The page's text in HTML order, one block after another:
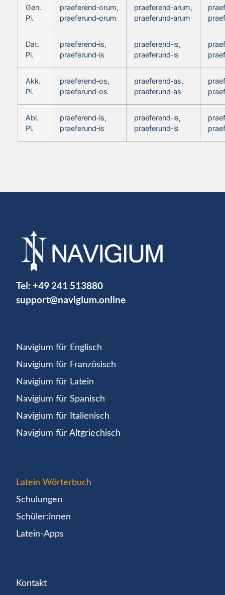
Gen.
Pl.
praeferend‑orum,
praeferund‑orum
praeferend‑arum,
praeferund‑arum
Dat.
Pl.
praeferend‑is,
praeferund‑is
praeferend‑is,
praeferund‑is
Akk.
Pl.
praeferend‑os,
praeferund‑os
praeferend‑as,
praeferund‑as
Abl.
Pl.
praeferend‑is,
praeferund‑is
praeferend‑is,
praeferund‑is
Tel: +49 241 513880
support@navigium.online
Navigium für Englisch
Navigium für Französisch
Navigium für Latein
Navigium für Spanisch
Navigium für Italienisch
Navigium für Altgriechisch
Latein Wörterbuch
Schulungen
Schüler:innen
Latein-Apps
Kontakt